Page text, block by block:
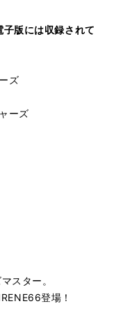
版には収録されて
ズ
ーズ
スター。
登場！